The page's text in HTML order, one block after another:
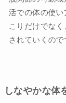
活での体の使
こりだけでな
されていくので
しなやかな体